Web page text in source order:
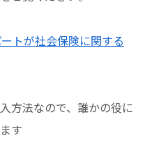
トが社会保険に関する
方法なので、誰かの役に
す